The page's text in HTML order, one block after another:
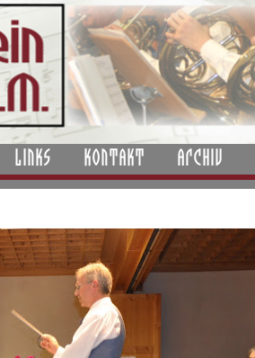
LINKS KONTAKT
ARCHIV